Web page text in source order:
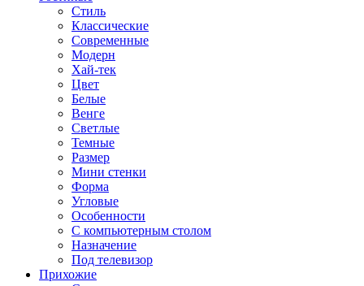
Стиль
Классические
Современные
Модерн
Хай-тек
Цвет
Белые
Венге
Светлые
Темные
Размер
Мини стенки
Форма
Угловые
Особенности
С компьютерным столом
Назначение
Под телевизор
Прихожие